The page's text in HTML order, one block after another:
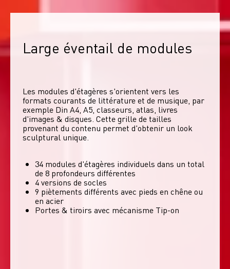
Large éventail de modules
Les modules d'étagères s'orientent vers les
formats courants de littérature et de musique, par
exemple Din A4, A5, classeurs, atlas, livres
d'images & disques. Cette grille de tailles
provenant du contenu permet d'obtenir un look
sculptural unique.
34 modules d'étagères individuels dans un total
de 8 profondeurs différentes
4 versions de socles
9 piètements différents avec pieds en chêne ou
en acier
Portes & tiroirs avec mécanisme Tip-on